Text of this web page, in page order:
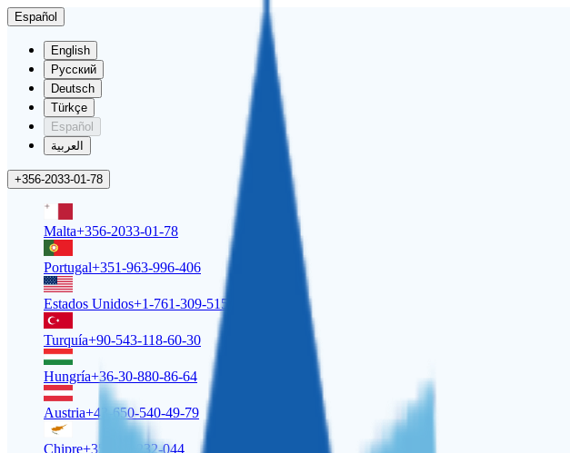
Español
English
Русский
Deutsch
Türkçe
Español
العربية
+356-2033-01-78
Malta+356-2033-01-78
Portugal+351-963-996-406
Estados Unidos+1-761-309-5158
Turquía+90-543-118-60-30
Hungría+36-30-880-86-64
Austria+43-650-540-49-79
Chipre+357-22-232-044